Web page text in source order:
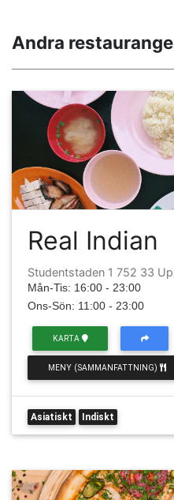
Andra
Real Indian
Studentstaden 1 752 33
Mån-Tis: 16:00 - 23:00
Ons-Sön: 11:00 - 23:00
KARTA
MENY (SAMMANFATTNING)
Asiatiskt Indiskt